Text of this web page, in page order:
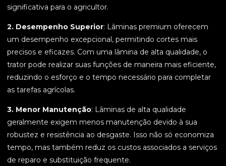
significativa para o agricultor.
2. Desempenho Superior: Lâminas premium oferecem
um desempenho excepcional, permitindo cortes mais
precisos e eficazes. Com uma lâmina de alta qualidade, o
trator pode realizar suas funções de maneira mais eficiente,
reduzindo o esforço e o tempo necessário para completar
as tarefas agrícolas.
3. Menor Manutenção: Lâminas de alta qualidade
geralmente exigem menos manutenção devido à sua
robustez e resistência ao desgaste. Isso não só economiza
tempo, mas também reduz os custos associados a serviços
de reparo e substituição frequente.